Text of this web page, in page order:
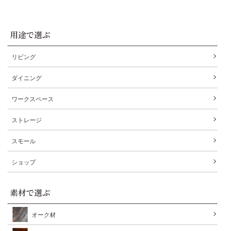
用途で選ぶ
リビング
ダイニング
ワークスペース
ストレージ
スモール
ショップ
素材で選ぶ
オーク材